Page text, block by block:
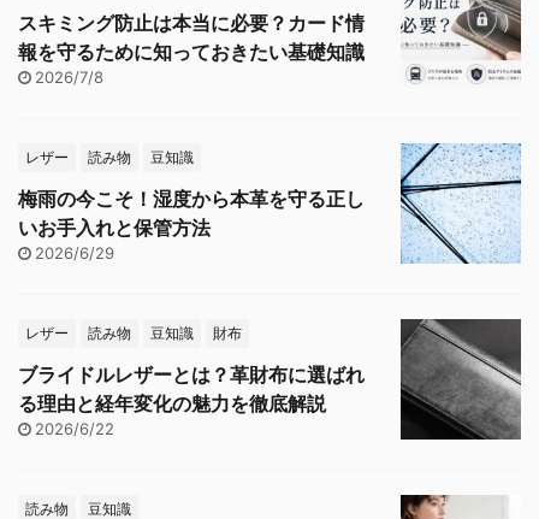
スキミング防止は本当に必要？カード情
報を守るために知っておきたい基礎知識
2026/7/8
レザー 読み物 豆知識
梅雨の今こそ！湿度から本革を守る正し
いお手入れと保管方法
2026/6/29
レザー 読み物 豆知識 財布
ブライドルレザーとは？革財布に選ばれ
る理由と経年変化の魅力を徹底解説
2026/6/22
読み物 豆知識